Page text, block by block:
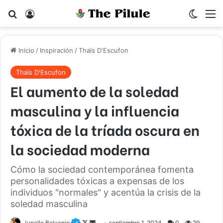
Buscar por
Inicio / Inspiración /Thaïs D'Escufon
Thaïs D'Escufon
El aumento de la soledad
masculina y la influencia
tóxica de la tríada oscura en
la sociedad moderna
Cómo la sociedad contemporánea fomenta
personalidades tóxicas a expensas de los
individuos "normales" y acentúa la crisis de la
soledad masculina